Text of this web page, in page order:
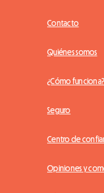
Contacto
Quiénes somos
¿Cómo funciona?
Seguro
Centro de
Opiniones y